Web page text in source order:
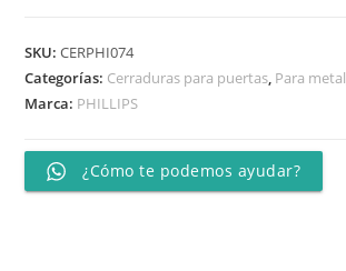
SKU:CERPHI074
Categorías: Cerraduras para puertas, Para metal
Marca: PHILLIPS
¿Cómo te podemos ayudar?